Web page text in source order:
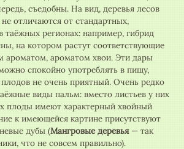
съедобны. На вид, деревья лесов
отличаются от стандартных,
таёжных регионах: например, гибрид
на котором растут соответствующие
ароматом, ароматом хвои. Эти дары
спокойно употреблять в пищу,
плодов не очень приятный. Очень редко
виды пальм: вместо листьев у них
плоды имеют характерный хвойный
к имеющейся картине присутствуют
дубы (Мангровые деревья— так
что не совсем правильно).